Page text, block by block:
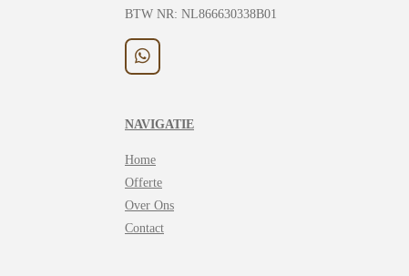
BTW NR: NL866630338B01
W
s
p
p
NAVIGATIE
Home
Offerte
Over Ons
Contact